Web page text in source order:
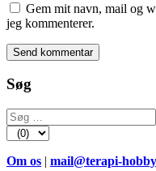
Gem mit navn, mail og
jeg kommenterer.
Søg
Søg
efter:
Om os | mail@terapi-